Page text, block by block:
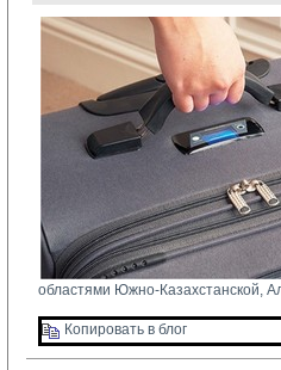
областями Южно-Казахстанской,
Копировать в блог